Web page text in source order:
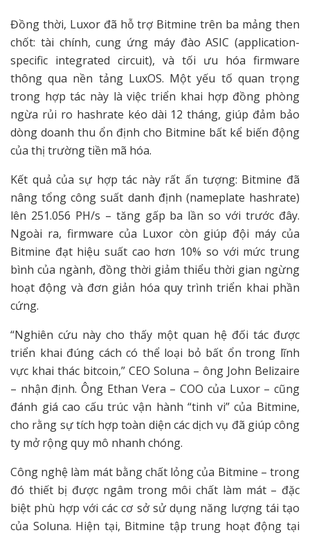
Đồng thời, Luxor đã hỗ trợ Bitmine trên ba mảng then
chốt: tài chính, cung ứng máy đào ASIC (application-
specific integrated circuit), và tối ưu hóa firmware
thông qua nền tảng LuxOS. Một yếu tố quan trọng
trong hợp tác này là việc triển khai hợp đồng phòng
ngừa rủi ro hashrate kéo dài 12 tháng, giúp đảm bảo
dòng doanh thu ổn định cho Bitmine bất kể biến động
của thị trường tiền mã hóa.
Kết quả của sự hợp tác này rất ấn tượng: Bitmine đã
nâng tổng công suất danh định (nameplate hashrate)
lên 251.056 PH/s – tăng gấp ba lần so với trước đây.
Ngoài ra, firmware của Luxor còn giúp đội máy của
Bitmine đạt hiệu suất cao hơn 10% so với mức trung
bình của ngành, đồng thời giảm thiểu thời gian ngừng
hoạt động và đơn giản hóa quy trình triển khai phần
cứng.
“Nghiên cứu này cho thấy một quan hệ đối tác được
triển khai đúng cách có thể loại bỏ bất ổn trong lĩnh
vực khai thác bitcoin,” CEO Soluna – ông John Belizaire
– nhận định. Ông Ethan Vera – COO của Luxor – cũng
đánh giá cao cấu trúc vận hành “tinh vi” của Bitmine,
cho rằng sự tích hợp toàn diện các dịch vụ đã giúp công
ty mở rộng quy mô nhanh chóng.
Công nghệ làm mát bằng chất lỏng của Bitmine – trong
đó thiết bị được ngâm trong môi chất làm mát – đặc
biệt phù hợp với các cơ sở sử dụng năng lượng tái tạo
của Soluna. Hiện tại, Bitmine tập trung hoạt động tại